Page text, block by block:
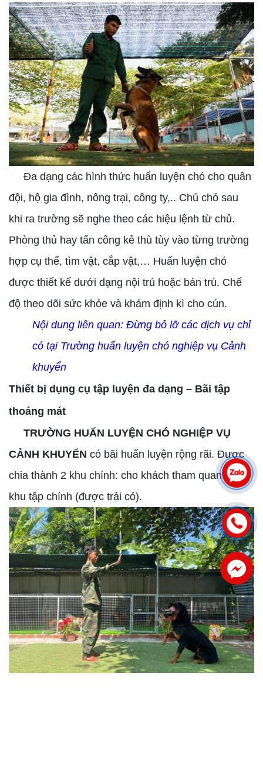
Đa dạng các hình thức huấn luyện chó cho quân
đội, hộ gia đình, nông trại, công ty,.. Chú chó sau
khi ra trường sẽ nghe theo các hiệu lệnh từ chủ.
Phòng thủ hay tấn công kẻ thù tùy vào từng trường
hợp cụ thể, tìm vật, cắp vật,… Huấn luyện chó
được thiết kế dưới dạng nội trú hoặc bán trú. Chế
độ theo dõi sức khỏe và khám định kì cho cún.
Nội dung liên quan: Đừng bỏ lỡ các dịch vụ chỉ
có tại Trường huấn luyện chó nghiệp vụ Cảnh
khuyển
Thiết bị dụng cụ tập luyện đa dạng – Bãi tập
thoáng mát
TRƯỜNG HUẤN LUYỆN CHÓ NGHIỆP VỤ
CẢNH KHUYỂN có bãi huấn luyện rộng rãi. Được
chia thành 2 khu chính: cho khách tham quan và
khu tập chính (được trải cỏ).
Facebook